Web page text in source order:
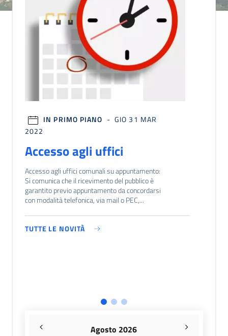
IN PRIMO PIANO - GIO 31 MAR
2022
Accesso agli uffici
Accesso agli uffici comunali su appuntamento:
Si comunica che il ricevimento del pubblico è
garantito previo appuntamento da concordarsi
con modalità telefonica, via mail o PEC,...
TUTTE LE NOVITÀ
Agosto 2026